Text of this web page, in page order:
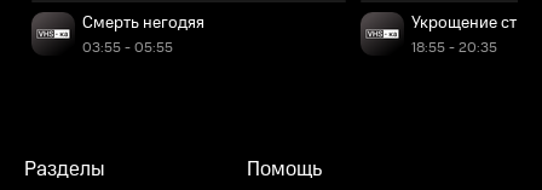
Смерть негодяя
03:55 - 05:55
Укрощение
18:55 - 20:35
Разделы Помощь